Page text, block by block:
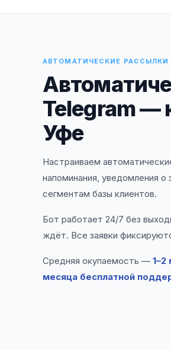
АВТОМАТИЧЕСКИЕ РАССЫЛКИ В
Telegram —
Уфе
Настраиваем
напоминания, уведомления о
сегментам базы клиентов.
Бот работает 24/7 без
ждёт. Все заявки
Средняя окупаемость — 1–2
месяца бесплатной